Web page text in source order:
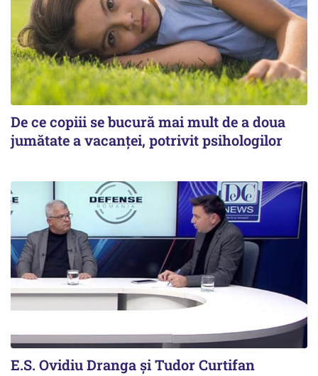
De ce copiii se bucură mai mult de a doua
jumătate a vacanței, potrivit psihologilor
E.S. Ovidiu Dranga și Tudor Curtifan